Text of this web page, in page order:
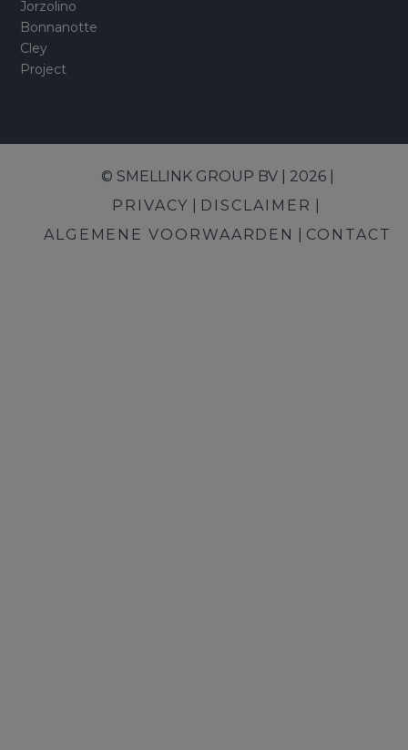
Jorzolino
Bonnanotte
Cley
Project
© SMELLINK GROUP BV | 2026 |
PRIVACY
DISCLAIMER
ALGEMENE VOORWAARDEN
CONTACT